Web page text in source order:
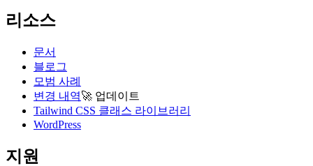
리소스
문서
블로그
모범 사례
변경 내역🚀 업데이트
Tailwind CSS 클래스 라이브러리
WordPress
지원